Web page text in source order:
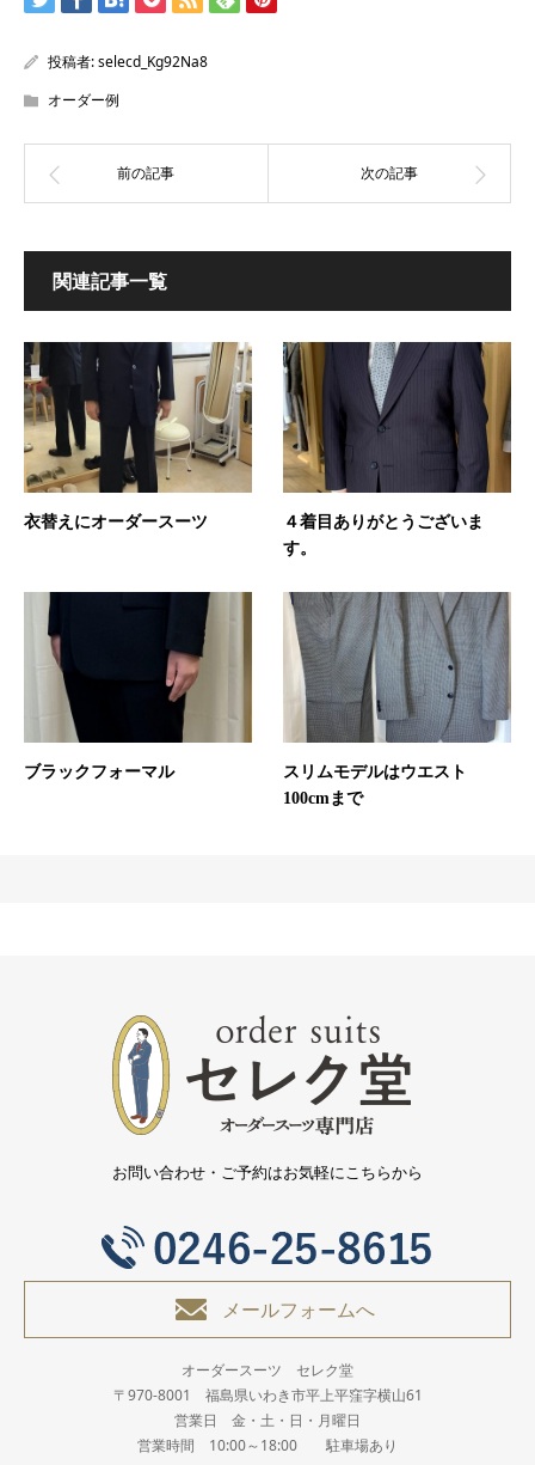
投稿者:selecd_Kg92Na8
オーダー例
関連記事一覧
衣替えにオーダースーツ
４着目ありがとうございま
す。
ブラックフォーマル
スリムモデルはウエスト
100cmまで
お問い合わせ・ご予約はお気軽にこちらから
メールフォームへ
オーダースーツ セレク堂
〒970-8001 福島県いわき市平上平窪字横山61
営業日 金・土・日・月曜日
営業時間 10:00～18:00 駐車場あり